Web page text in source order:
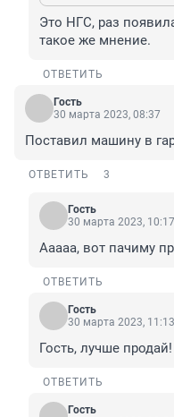
Это НГС, раз
такое же мнение.
ОТВЕТИТЬ
Гость
30 марта 2023, 08:37
Поставил машину в
ОТВЕТИТЬ 3
Гость
30 марта 2023, 10:17
Ааааа, вот пачиму
ОТВЕТИТЬ
Гость
30 марта 2023, 11:13
Гость, лучше продай!
ОТВЕТИТЬ
Гость